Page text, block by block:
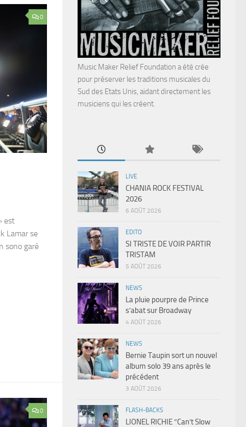
0
est
Lamar se
sono garé
0
Music Maker Relief Foundation a été crée
pour préserver les traditions musicales du
Sud des Etats Unis, aidant directement les
musiciens qui les créent.
LIVE
CHANIA ROCK FESTIVAL
2026
6 AOÛT 2026
EDITO
SI TRISTE DE VOIR PARTIR
TRISTAM
5 AOÛT 2026
NEWS
La pluie pourpre de Prince
s’abat sur Broadway
4 AOÛT 2026
NEWS
Bernie Taupin sort un nouvel
album solo 39 ans après le
précédent
3 AOÛT 2026
FLASH-BACKS
LIONEL RICHIE “Can’t Slow